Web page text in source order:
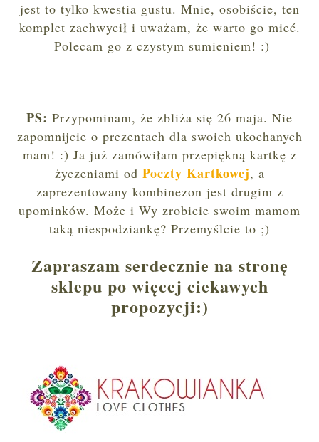
jest to tylko kwestia gustu. Mnie, osobiście, ten
komplet zachwycił i uważam, że warto go mieć.
Polecam go z czystym sumieniem! :)
PS: Przypominam, że zbliża się 26 maja. Nie
zapomnijcie o prezentach dla swoich ukochanych
mam! :) Ja już zamówiłam przepiękną kartkę z
życzeniami od Poczty Kartkowej, a
zaprezentowany kombinezon jest drugim z
upominków. Może i Wy zrobicie swoim mamom
taką niespodziankę? Przemyślcie to ;)
Zapraszam serdecznie na stronę
sklepu po więcej ciekawych
propozycji:)